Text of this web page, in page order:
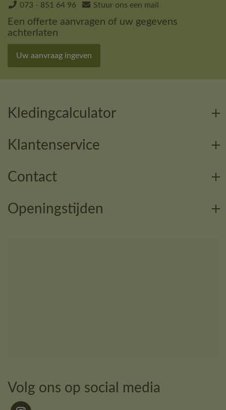
073 - 851 64 96 Stuur ons een mail
Een offerte aanvragen of uw gegevens
achterlaten
Uw aanvraag ingeven
Kledingcalculator
Klantenservice
Contact
Openingstijden
Volg ons op social media